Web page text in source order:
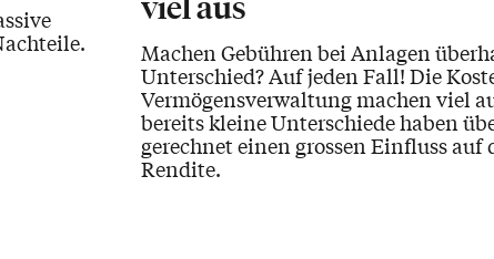
viel aus
Machen Gebühren bei Anlagen
Unterschied? Auf jeden Fall! Die
Vermögensverwaltung machen viel
bereits kleine Unterschiede haben
gerechnet einen grossen Einfluss auf
Rendite.